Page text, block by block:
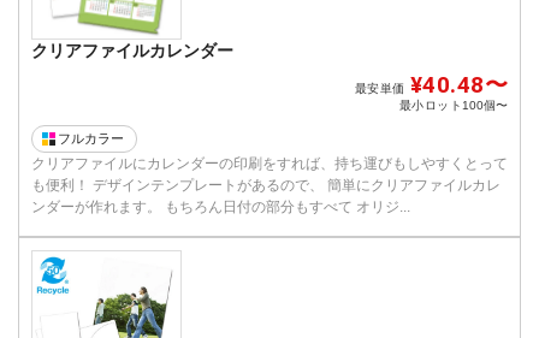
クリアファイルカレンダー
最安単価 ¥40.48〜
最小ロット100個〜
フルカラー
クリアファイルにカレンダーの印刷をすれば、持ち運びもしやすくとって
も便利！ デザインテンプレートがあるので、 簡単にクリアファイルカレ
ンダーが作れます。 もちろん日付の部分もすべて オリジ...